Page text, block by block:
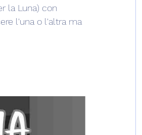
la Luna) con
l'una o l'altra ma